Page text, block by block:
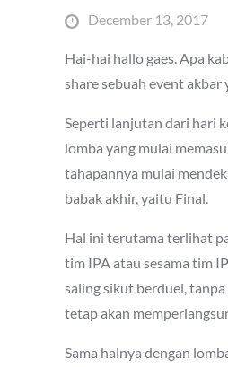
PostedDecember 13, 2017
Hai-hai hallo gaes. Apa
share sebuah event akbar
Seperti lanjutan dari hari
lomba yang mulai
tahapannya mulai
babak akhir, yaitu Final.
Hal ini terutama terlihat
tim IPA atau sesama tim
saling sikut berduel,
tetap akan
Sama halnya dengan